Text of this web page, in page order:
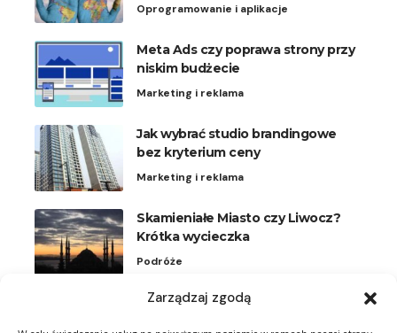
Zarządzaj zgodą
Oprogramowanie i aplikacje
Meta Ads czy poprawa strony przy
niskim budżecie
Marketing i reklama
Jak wybrać studio brandingowe
bez kryterium ceny
Marketing i reklama
Skamieniałe Miasto czy Liwocz?
Krótka wycieczka
Podróże
Plisy na okna uchylne: kiedy